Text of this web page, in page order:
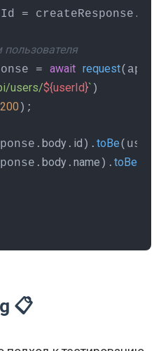
= createResponse.
= await request(app)
users/${userId}` )
200 );
body . id ). toBe
body . name ). toBe
📋